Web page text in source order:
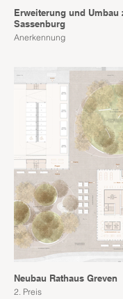
Erweiterung und Umbau
Sassenburg
Anerkennung
Neubau Rathaus Greven
2. Preis